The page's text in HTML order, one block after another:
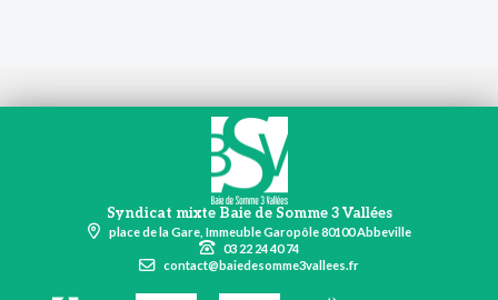
Syndicat mixte Baie de Somme 3 Vallées
place de la Gare, Immeuble Garopôle 80100 Abbeville
03 22 24 40 74
contact@baiedesomme3vallees.fr